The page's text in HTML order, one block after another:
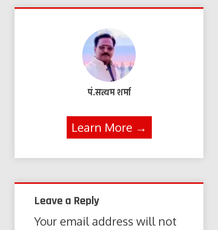
पं.सत्यम शर्मा
Learn More →
Leave a Reply
Your email address will not